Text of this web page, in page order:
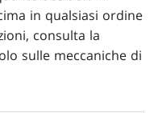
in qualsiasi ordine
consulta la
sulle meccaniche di